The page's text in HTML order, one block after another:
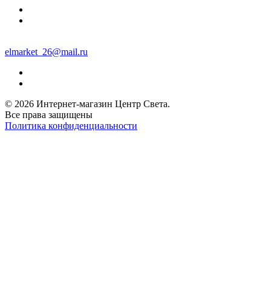
elmarket_26@mail.ru
© 2026 Интернет-магазин Центр Света.
Все права защищены
Политика конфиденциальности